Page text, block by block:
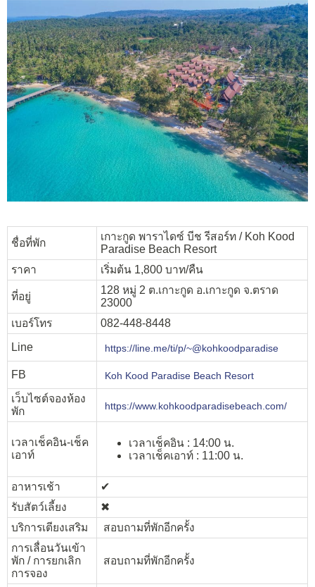
ชื่อที่พัก
เกาะกูด พาราไดซ์ บีช รีสอร์ท / Koh Kood
Paradise Beach Resort
ราคา
เริ่มต้น 1,800 บาท/คืน
ที่อยู่
128 หมู่ 2 ต.เกาะกูด อ.เกาะกูด จ.ตราด
23000
เบอร์โทร
082-448-8448
Line
https://line.me/ti/p/~@kohkoodparadise
FB Koh Kood Paradise Beach Resort
เว็บไซต์จองห้อง
พัก
https://www.kohkoodparadisebeach.com/
เวลาเช็คอิน-เช็ค
เอาท์
เวลาเช็คอิน : 14:00 น.
เวลาเช็คเอาท์ : 11:00 น.
อาหารเช้า
✔︎
รับสัตว์เลี้ยง
✖︎
บริการเตียงเสริม
สอบถามที่พักอีกครั้ง
การเลื่อนวันเข้า
พัก / การยกเลิก
การจอง
สอบถามที่พักอีกครั้ง